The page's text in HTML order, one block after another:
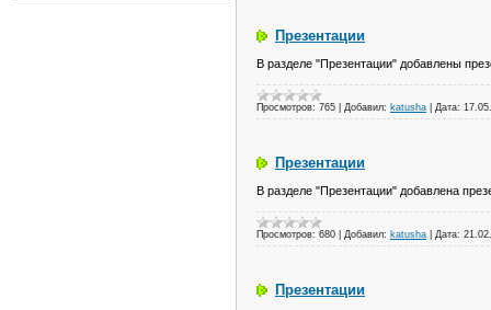
Презентации
В разделе "Презентации" добавлены
Просмотров: 765 Добавил: katusha Дата:
Презентации
В разделе "Презентации" добавлена
Просмотров: 680 Добавил: katusha Дата:
Презентации